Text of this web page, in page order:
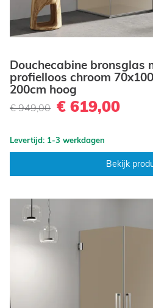
Douchecabine bronsglas
profielloos chroom
200cm hoog
€ 949,00 € 619,00
Levertijd: 1-3 werkdagen
Bekijk